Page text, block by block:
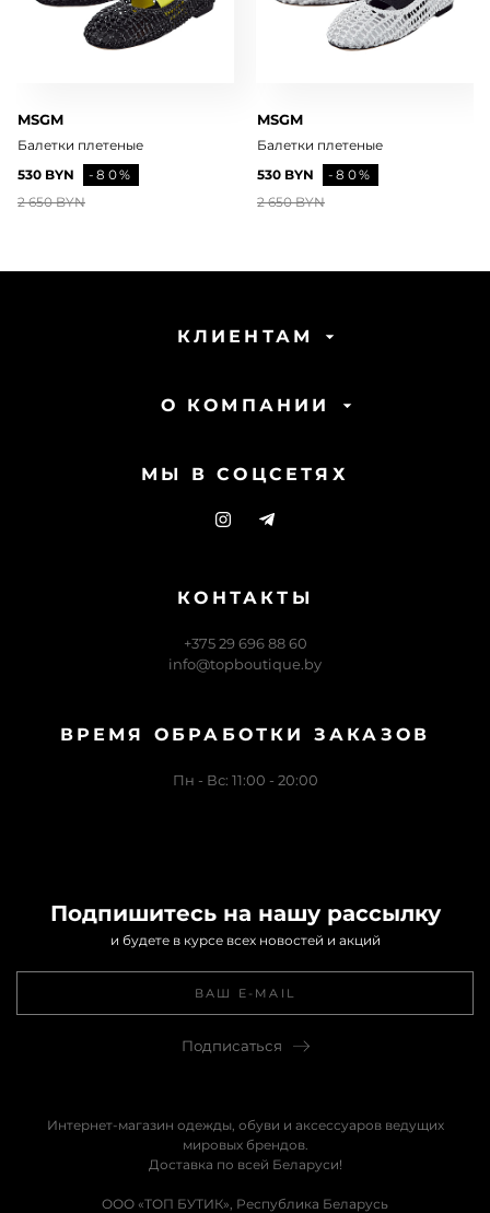
MSGM
Балетки плетеные
530 BYN
-80%
2 650 BYN
MSGM
Балетки плетеные
530 BYN
-80%
2 650 BYN
КЛИЕНТАМ
О КОМПАНИИ
МЫ В СОЦСЕТЯХ
КОНТАКТЫ
+375 29 696 88 60
info@topboutique.by
ВРЕМЯ ОБРАБОТКИ ЗАКАЗОВ
Пн - Вс: 11:00 - 20:00
Подпишитесь на нашу рассылку
и будете в курсе всех новостей и акций
Подписаться
Интернет-магазин одежды, обуви и аксессуаров ведущих
мировых брендов.
Доставка по всей Беларуси!
ООО «ТОП БУТИК», Республика Беларусь